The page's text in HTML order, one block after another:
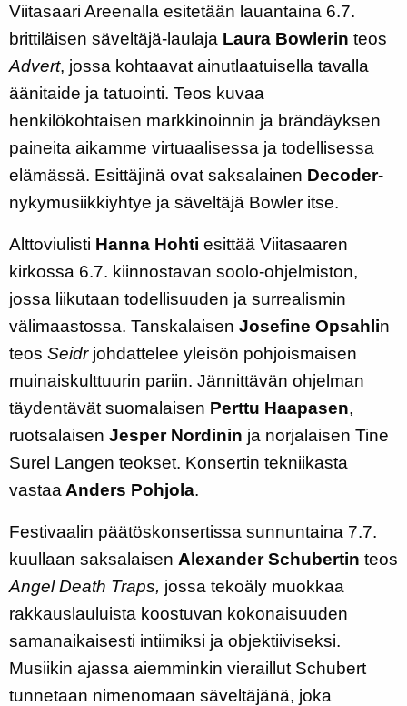
Viitasaari Areenalla esitetään lauantaina 6.7.
brittiläisen säveltäjä-laulaja Laura Bowlerin teos
Advert, jossa kohtaavat ainutlaatuisella tavalla
äänitaide ja tatuointi. Teos kuvaa
henkilökohtaisen markkinoinnin ja brändäyksen
paineita aikamme virtuaalisessa ja todellisessa
elämässä. Esittäjinä ovat saksalainen Decoder-
nykymusiikkiyhtye ja säveltäjä Bowler itse.
Alttoviulisti Hanna Hohti esittää Viitasaaren
kirkossa 6.7. kiinnostavan soolo-ohjelmiston,
jossa liikutaan todellisuuden ja surrealismin
välimaastossa. Tanskalaisen Josefine Opsahlin
teos Seidrjohdattelee yleisön pohjoismaisen
muinaiskulttuurin pariin. Jännittävän ohjelman
täydentävät suomalaisen Perttu Haapasen,
ruotsalaisen Jesper Nordinin ja norjalaisen Tine
Surel Langen teokset. Konsertin tekniikasta
vastaa Anders Pohjola.
Festivaalin päätöskonsertissa sunnuntaina 7.7.
kuullaan saksalaisen Alexander Schubertin teos
Angel Death Traps, jossa tekoäly muokkaa
rakkauslauluista koostuvan kokonaisuuden
samanaikaisesti intiimiksi ja objektiiviseksi.
Musiikin ajassa aiemminkin vieraillut Schubert
tunnetaan nimenomaan säveltäjänä, joka